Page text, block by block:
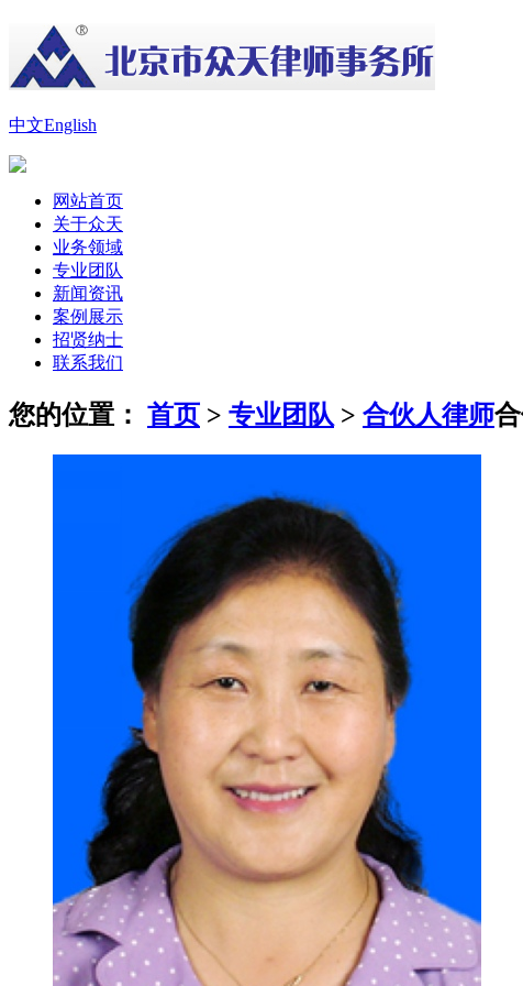
中文English
网站首页
关于众天
业务领域
专业团队
新闻资讯
案例展示
招贤纳士
联系我们
您的位置： 首页 > 专业团队 > 合伙人律师